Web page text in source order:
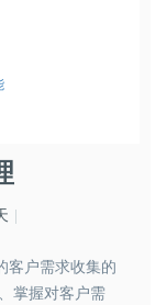
客户需求收集的
掌握对客户需